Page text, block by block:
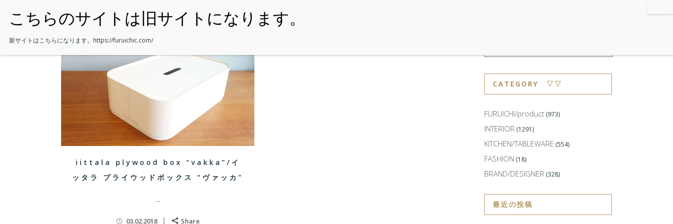
・HOME ・ITEM ・SHOPPING-GUIDE
iittala plywood box “vakka”/イ
ッタラ プライウッドボックス “ヴァッカ”
...
03.02.2018 Share
CATEGORY ▽▽
FURUICHI/product (973)
INTERIOR (1291)
KITCHEN/TABLEWARE (554)
FASHION (18)
BRAND/DESIGNER (328)
最近の投稿
新サイトはこちらになります。 https://furuichic.com/